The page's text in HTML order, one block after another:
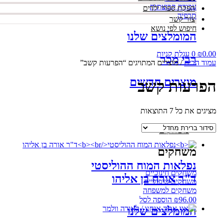
עבודה קבוצתית
תרפיה
המומלצים שלנו
רבי מכר
מוצרים חדשים
משחקים
משחקים
משחקים חינוכיים
משחקים טיפוליים
משחקים למשפחה
המומלצים שלנו
הפקת ספרי ילדים
צור קשר
חיפוש לפי נושא
₪0.00
0 עגלת קניות
עמוד הבית/ מוצרים המתויגים “הפרעות קשב”
הפרעות קשב
מציגים את כל ⁦7⁩ התוצאות
נפלאות המוח ההוליסטי
ד"ר אורה בן אליהו
₪96.00 הוספה לסל